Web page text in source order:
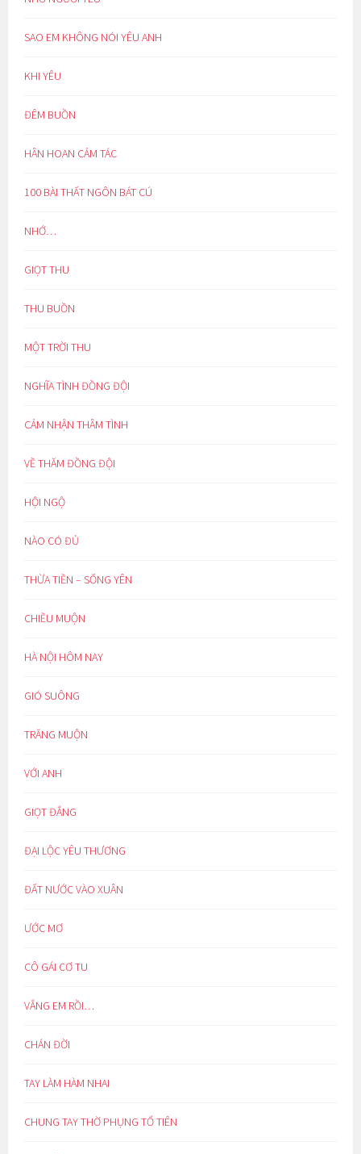
SAO EM KHÔNG NÓI YÊU ANH
KHI YÊU
ĐÊM BUỒN
HÂN HOAN CẢM TÁC
100 BÀI THẤT NGÔN BÁT CÚ
NHỚ…
GIỌT THU
THU BUỒN
MỘT TRỜI THU
NGHĨA TÌNH ĐỒNG ĐỘI
CẢM NHẬN THÂM TÌNH
VỀ THĂM ĐỒNG ĐỘI
HỘI NGỘ
NÀO CÓ ĐỦ
THỪA TIỀN – SỐNG YÊN
CHIỀU MUỘN
HÀ NỘI HÔM NAY
GIÓ SUÔNG
TRĂNG MUỘN
VỚI ANH
GIỌT ĐẮNG
ĐẠI LỘC YÊU THƯƠNG
ĐẤT NƯỚC VÀO XUÂN
ƯỚC MƠ
CÔ GÁI CƠ TU
VẮNG EM RỒI…
CHÁN ĐỜI
TAY LÀM HÀM NHAI
CHUNG TAY THỜ PHỤNG TỔ TIÊN